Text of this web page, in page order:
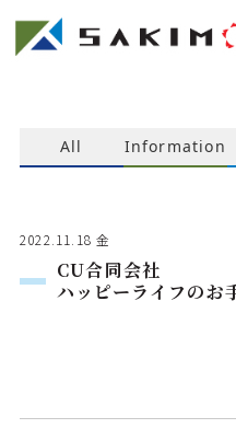
All Information
2022.11.18 金
CU合同会社
ハッピーライフのお